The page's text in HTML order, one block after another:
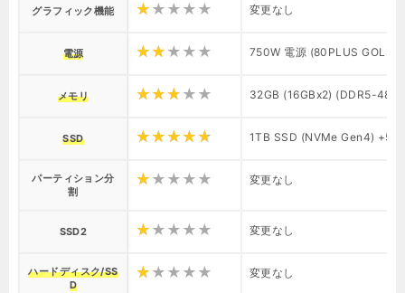
グラフィック機能 変更なし
電源 750W 電源 (80PLUS GOLD)
メモリ 32GB (16GBx2) (DDR5-
SSD 1TB SSD (NVMe Gen4)
パーティション分
割
変更なし
SSD2 変更なし
ハードディスク/SS
D
変更なし